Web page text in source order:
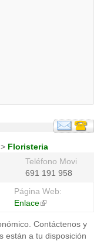
> Floristeria
Teléfono Movil:
691 191 958
Página Web:
Enlace(link
external)
Contáctenos y
están a tu disposición